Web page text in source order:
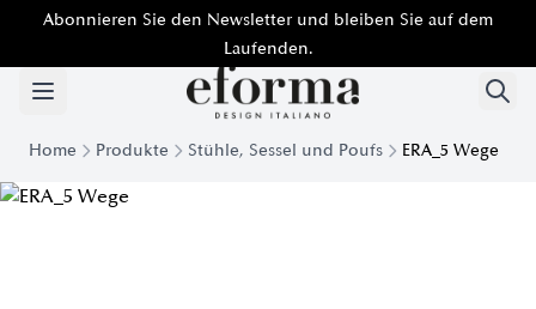
Abonnieren Sie den Newsletter und bleiben Sie auf dem
Laufenden.
Home Produkte Stühle, Sessel und Poufs ERA_5 Wege
Era 5 Ways gepolsterter Sessel | Eforma